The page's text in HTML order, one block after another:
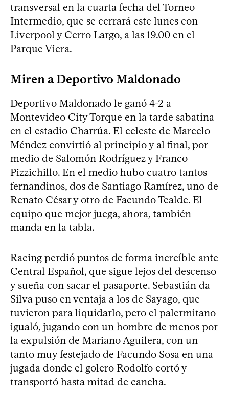
transversal en la cuarta fecha del Torneo
Intermedio, que se cerrará este lunes con
Liverpool y Cerro Largo, a las 19.00 en el
Parque Viera.
Miren a Deportivo Maldonado
Deportivo Maldonado le ganó 4-2 a
Montevideo City Torque en la tarde sabatina
en el estadio Charrúa. El celeste de Marcelo
Méndez convirtió al principio y al final, por
medio de Salomón Rodríguez y Franco
Pizzichillo. En el medio hubo cuatro tantos
fernandinos, dos de Santiago Ramírez, uno de
Renato César y otro de Facundo Tealde. El
equipo que mejor juega, ahora, también
manda en la tabla.
Racing perdió puntos de forma increíble ante
Central Español, que sigue lejos del descenso
y sueña con sacar el pasaporte. Sebastián da
Silva puso en ventaja a los de Sayago, que
tuvieron para liquidarlo, pero el palermitano
igualó, jugando con un hombre de menos por
la expulsión de Mariano Aguilera, con un
tanto muy festejado de Facundo Sosa en una
jugada donde el golero Rodolfo cortó y
transportó hasta mitad de cancha.